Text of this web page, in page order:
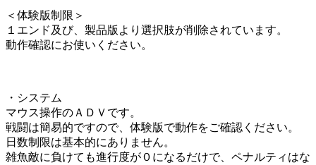
＜体験版制限＞
１エンド及び、製品版より選択肢が削除されています。
動作確認にお使いください。
・システム
マウス操作のＡＤＶです。
戦闘は簡易的ですので、体験版で動作をご確認ください。
日数制限は基本的にありません。
雑魚敵に負けても進行度が０になるだけで、ペナルティはな